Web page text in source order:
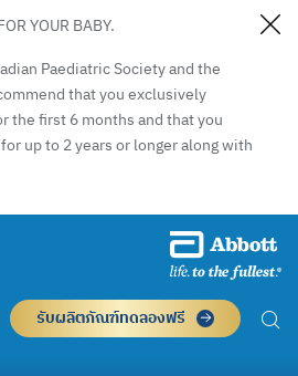
YOUR BABY.
Paediatric Society and the
that you exclusively
the first 6 months and that you
up to 2 years or longer along with
รับผลิตภัณฑ์ทดลองฟรี